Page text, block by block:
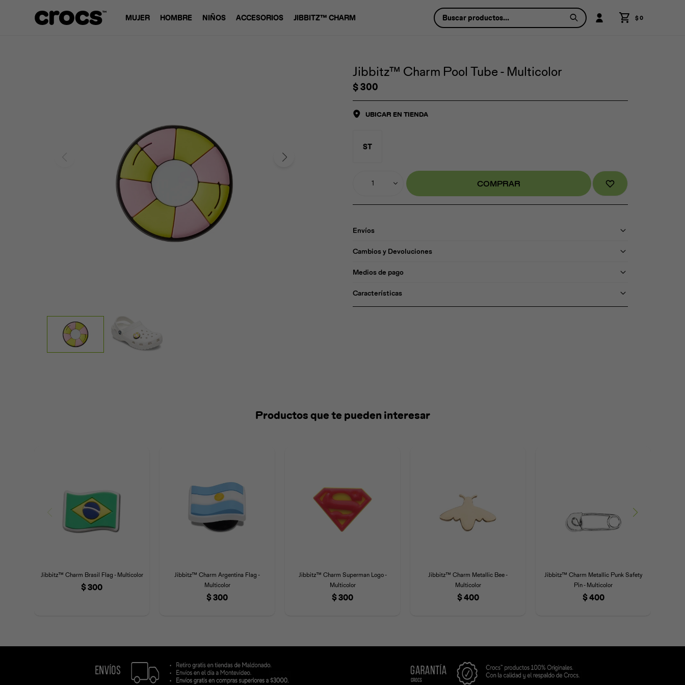
MUJER HOMBRE NIÑOS ACCESORIOS JIBBITZ™ CHARM $0
Jibbitz™ Charm Pool Tube - Multicolor
$300
UBICAR EN TIENDA
ST
1 COMPRAR
Envíos
Cambios y Devoluciones
Medios de pago
Características
Productos que te pueden interesar
Jibbitz™ Charm Brasil Flag - Multicolor
$300
Jibbitz™ Charm Argentina Flag -
Multicolor
$300
Jibbitz™ Charm Superman Logo -
Multicolor
$300
Jibbitz™ Charm Metallic Bee -
Multicolor
$400
Jibbitz™ Charm Metallic Punk Safety
Pin - Multicolor
$400